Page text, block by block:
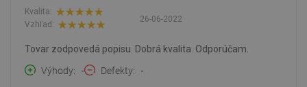
26-06-2022
Kvalita:
Vzhľad:
Tovar zodpovedá popisu. Dobrá kvalita. Odporúčam.
Výhody
- Defekty -